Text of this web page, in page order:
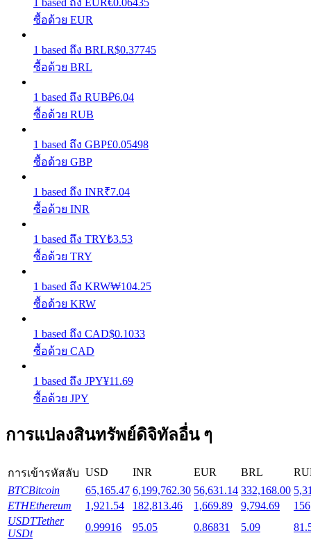
รับรางวัลการแข่งขันทุกวัน
ผลตอบแทนสูงและเข้าถึงได้ทันที
Launchpool
การเซ้งแบบยืดหยุ่นเพื่อรับโทเคนยอดนิยม
การล็อค BTR
ซื้อด้วย EUR
1 based ถึง BRLR$0.37745
ซื้อด้วย BRL
1 based ถึง RUB₽6.04
ซื้อด้วย RUB
1 based ถึง GBP£0.05498
ซื้อด้วย GBP
1 based ถึง INR₹7.04
ซื้อด้วย INR
1 based ถึง TRY₺3.53
ซื้อด้วย TRY
1 based ถึง KRW₩104.25
ซื้อด้วย KRW
1 based ถึง CAD$0.1033
ซื้อด้วย CAD
1 based ถึง JPY¥11.69
ซื้อด้วย JPY
การแปลงสินทรัพย์ดิจิทัลอื่น ๆ
การเข้ารหัสลับ USD INR EUR BRL
BTCBitcoin 65,165.47 6,199,762.30 56,631.14 332,168.00
ETHEthereum 1,921.54 182,813.46 1,669.89 9,794.69
USDTTether
USDt
0.99916 95.05 0.86831 5.09